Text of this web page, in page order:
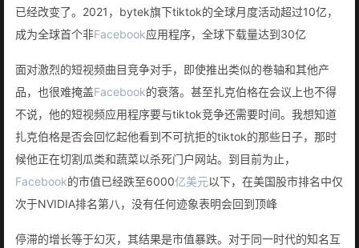
已经改变了。2021，bytek旗下tiktok的全球月度活动超过10亿，
成为全球首个非Facebook应用程序，全球下载量达到30亿
面对激烈的短视频曲目竞争对手，即使推出类似的卷轴和其他产
品，也很难掩盖Facebook的衰落。甚至扎克伯格在会议上也不得
不说，他的短视频应用程序要与tiktok竞争还需要时间。我想知道
扎克伯格是否会回忆起他看到不可抗拒的tiktok的那些日子，那时
候他正在切割瓜类和蔬菜以杀死门户网站。到目前为止，
Facebook的市值已经跌至6000亿美元以下，在美国股市排名中仅
次于NVIDIA排名第八，没有任何迹象表明会回到顶峰
停滞的增长等于幻灭，其结果是市值暴跌。对于同一时代的知名互